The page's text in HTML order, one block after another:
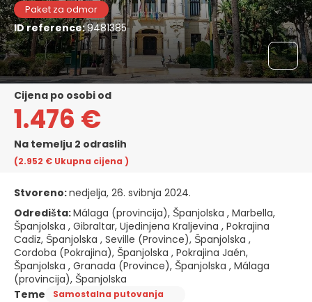
Paket za odmor
ID reference:9481385
cijena po osobi od
1.476 €
Na temelju 2 odraslih
(2.952 € Ukupna cijena )
Stvoreno:nedjelja, 26. svibnja 2024.
Odredišta:Málaga (provincija), Španjolska , Marbella,
Španjolska , Gibraltar, Ujedinjena Kraljevina , Pokrajina
Cadiz, Španjolska , Seville (Province), Španjolska ,
Cordoba (Pokrajina), Španjolska , Pokrajina Jaén,
Španjolska , Granada (Province), Španjolska , Málaga
(provincija), Španjolska
Teme
Samostalna putovanja